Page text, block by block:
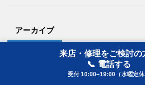
アーカイブ
来店・修理をご検討の
📞 電話する
受付 10:00–19:00（水曜定休